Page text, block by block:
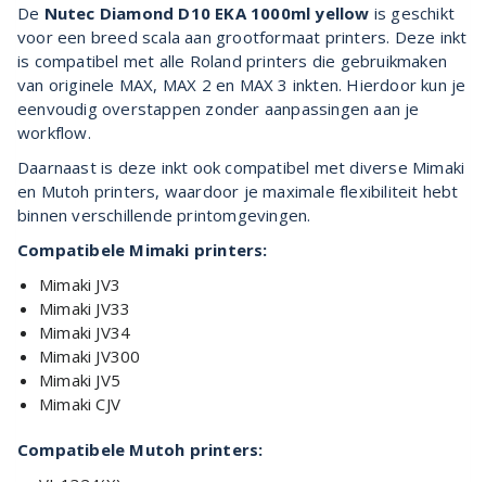
De Nutec Diamond D10 EKA 1000ml yellow is geschikt
voor een breed scala aan grootformaat printers. Deze inkt
is compatibel met alle Roland printers die gebruikmaken
van originele MAX, MAX 2 en MAX 3 inkten. Hierdoor kun je
eenvoudig overstappen zonder aanpassingen aan je
workflow.
Daarnaast is deze inkt ook compatibel met diverse Mimaki
en Mutoh printers, waardoor je maximale flexibiliteit hebt
binnen verschillende printomgevingen.
Compatibele Mimaki printers:
Mimaki JV3
Mimaki JV33
Mimaki JV34
Mimaki JV300
Mimaki JV5
Mimaki CJV
Compatibele Mutoh printers: